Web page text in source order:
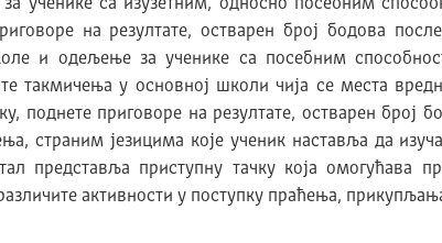
ученике са изузетним, односно посебним
на резултате, остварен број бодова
и одељење за ученике са посебним
такмичења у основној школи чија се места
поднете приговоре на резултате, остварен број
страним језицима које ученик наставља да
представља приступну тачку која омогућава
активности у поступку праћења,